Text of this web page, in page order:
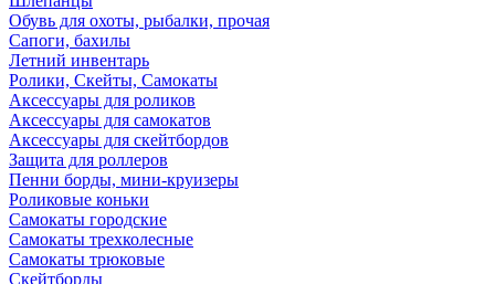
Обувь для охоты, рыбалки, прочая
Сапоги, бахилы
Летний инвентарь
Ролики, Скейты, Самокаты
Аксессуары для роликов
Аксессуары для самокатов
Аксессуары для скейтбордов
Защита для роллеров
Пенни борды, мини-круизеры
Роликовые коньки
Самокаты городские
Самокаты трехколесные
Самокаты трюковые
Скейтборды